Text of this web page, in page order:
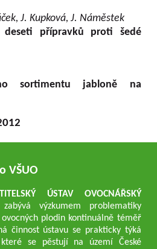
J. Kupková, J. Náměstek
deseti přípravků proti šedé
sortimentu jabloně na
VŠUO
ÚSTAV OVOCNÁŘSKÝ
výzkumem problematiky
plodin kontinuálně téměř
činnost ústavu se prakticky týká
se pěstují na území České